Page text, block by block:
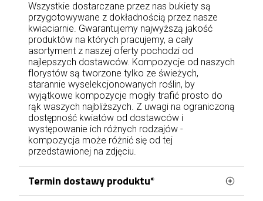
Wszystkie dostarczane przez nas bukiety są
przygotowywane z dokładnością przez nasze
kwiaciarnie. Gwarantujemy najwyższą jakość
produktów na których pracujemy, a cały
asortyment z naszej oferty pochodzi od
najlepszych dostawców. Kompozycje od naszych
florystów są tworzone tylko ze świeżych,
starannie wyselekcjonowanych roślin, by
wyjątkowe kompozycje mogły trafić prosto do
rąk waszych najbliższych. Z uwagi na ograniczoną
dostępność kwiatów od dostawców i
występowanie ich różnych rodzajów -
kompozycja może różnić się od tej
przedstawionej na zdjęciu.
Termin dostawy produktu*